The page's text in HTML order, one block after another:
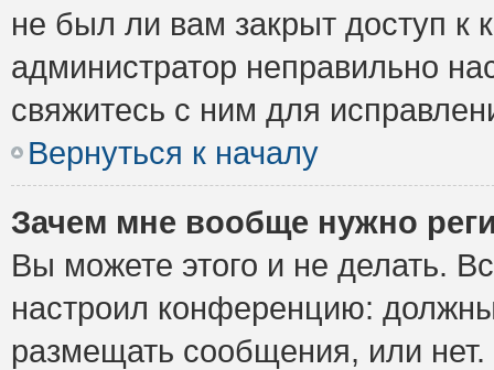
не был ли вам закрыт доступ к
администратор неправильно
свяжитесь с ним для
Вернуться к началу
Зачем мне вообще нужно
Вы можете этого и не делать.
настроил конференцию:
размещать сообщения, или